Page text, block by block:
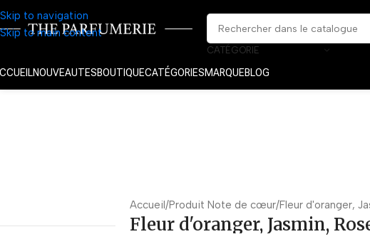
Skip to navigation
Skip to main content
CATÉGORIE
NOUVEAUTESBOUTIQUECATÉGORIESMARQUEBLOG
Accueil Produit Note de cœur Fleur d'oranger,
Fleur d'oranger, Jasmin,